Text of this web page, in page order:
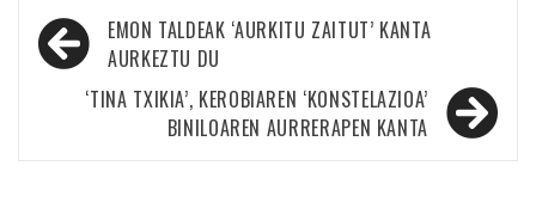
Bidalketetan
zehar
nabigatu
EMON TALDEAK ‘AURKITU ZAITUT’ KANTA
AURKEZTU DU
‘TINA TXIKIA’, KEROBIAREN ‘KONSTELAZIOA’
BINILOAREN AURRERAPEN KANTA